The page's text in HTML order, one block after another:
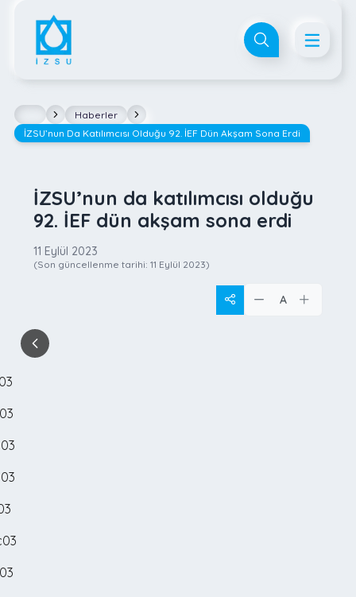
Haberler
İZSU’nun Da Katılımcısı Olduğu 92. İEF Dün Akşam Sona Erdi
İZSU’nun da katılımcısı olduğu
92. İEF dün akşam sona erdi
11 Eylül 2023
(Son güncellenme tarihi: 11 Eylül 2023)
A